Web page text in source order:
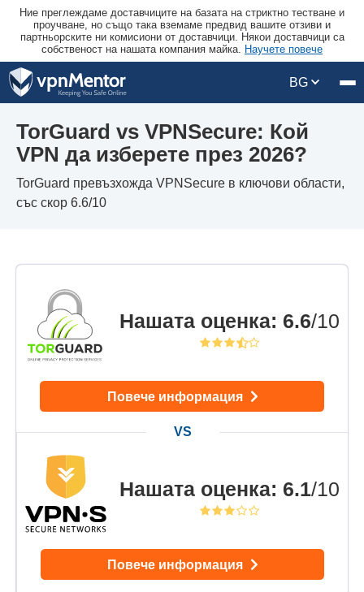
Ние преглеждаме доставчиците на базата на стриктно тестване и
проучване, но също така вземаме предвид вашите отзиви и
партньорските ни комисиони от доставчици. Някои доставчици са
собственост на нашата компания майка. Научете повече
BG
TorGuard vs VPNSecure: Кой
VPN да изберете през 2026?
TorGuard превъзхожда VPNSecure в ключови области,
със скор 6.6/10
Нашата оценка: 6.6/10
Повече информация
Нашата оценка: 6.1/10
Повече информация